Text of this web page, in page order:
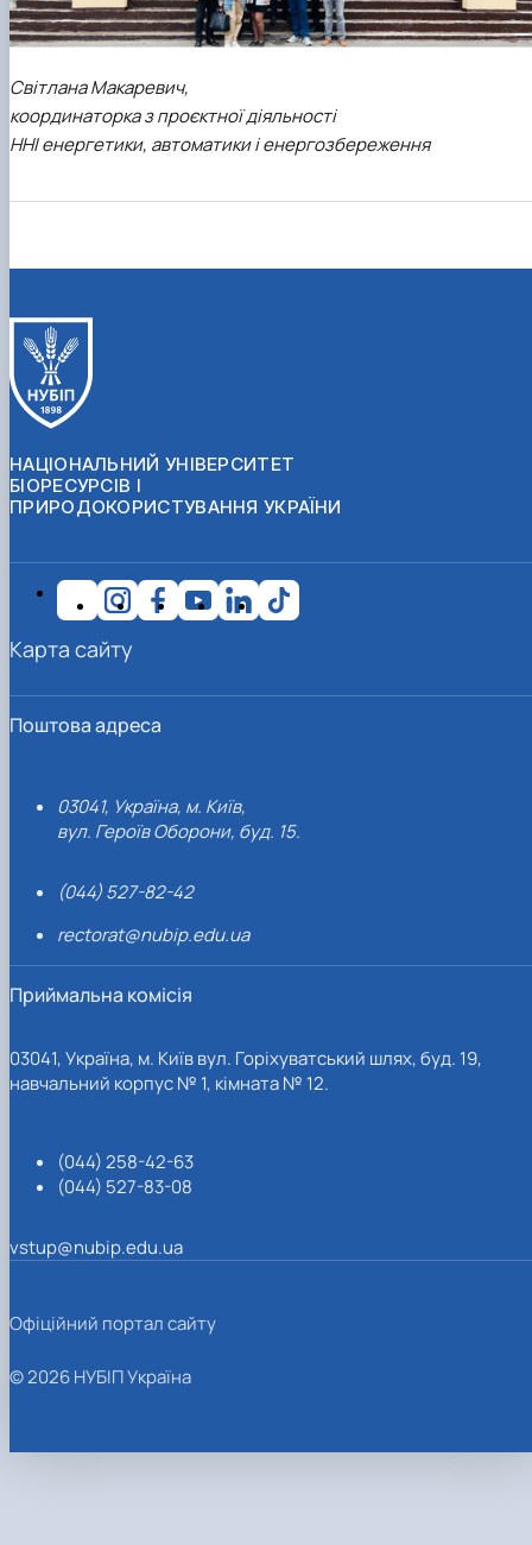
Світлана Макаревич,
координаторка з проєктної діяльності
ННІ енергетики, автоматики і енергозбереження
НАЦІОНАЛЬНИЙ УНІВЕРСИТЕТ
БІОРЕСУРСІВ І
ПРИРОДОКОРИСТУВАННЯ УКРАЇНИ
Поштова адреса
03041, Україна, м. Київ,
вул. Героїв Оборони, буд. 15.
(044) 527-82-42
rectorat@nubip.edu.ua
Приймальна комісія
03041, Україна, м. Київ вул. Горіхуватський шлях, буд. 19,
навчальний корпус № 1, кімната № 12.
(044) 258-42-63
(044) 527-83-08
vstup@nubip.edu.ua
Карта сайту
Офіційний портал сайту
© 2026 НУБІП Україна